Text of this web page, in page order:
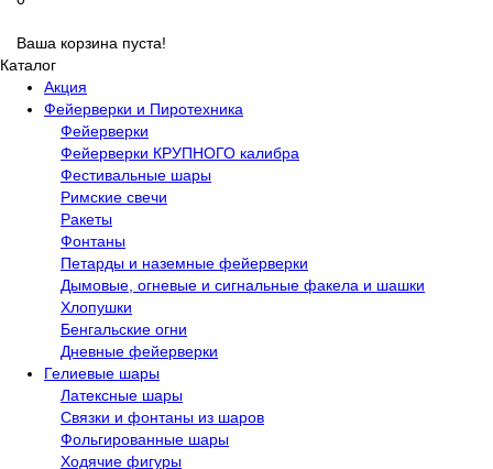
Ваша корзина пуста!
Каталог
Акция
Фейерверки и Пиротехника
Фейерверки
Фейерверки КРУПНОГО калибра
Фестивальные шары
Римские свечи
Ракеты
Фонтаны
Петарды и наземные фейерверки
Дымовые, огневые и сигнальные факела и шашки
Хлопушки
Бенгальские огни
Дневные фейерверки
Гелиевые шары
Латексные шары
Связки и фонтаны из шаров
Фольгированные шары
Ходячие фигуры